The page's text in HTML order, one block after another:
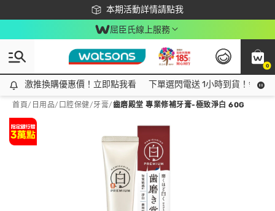
本期活動詳情請點我
下載app最高回饋$350
屈臣氏線上服務
0
激推換購優惠價！立即點我看
激推換購優惠價！立即點我看 下單選閃電送 1小時到貨！領神
首頁/ 日用品/ 口腔保健/牙膏/齒磨殿堂 專業修補牙膏-極致淨白 60G